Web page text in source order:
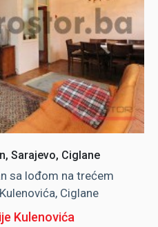
Sarajevo, Ciglane
sa lođom na trećem
Ciglane
Kulenovića